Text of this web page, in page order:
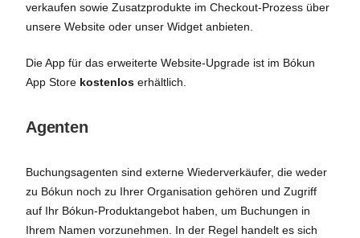
verkaufen sowie Zusatzprodukte im Checkout-Prozess über
unsere Website oder unser Widget anbieten.
Die App für das erweiterte Website-Upgrade ist im Bókun
App Store kostenlos erhältlich.
Agenten
Buchungsagenten sind externe Wiederverkäufer, die weder
zu Bókun noch zu Ihrer Organisation gehören und Zugriff
auf Ihr Bókun-Produktangebot haben, um Buchungen in
Ihrem Namen vorzunehmen. In der Regel handelt es sich